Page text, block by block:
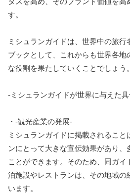
す。
ミシュランガイドは、世界中の旅行
ブックとして、これからも世界各地
な役割を果たしていくことでしょう。
-ミシュランガイドが世界に与えた
・-観光産業の発展-
ミシュランガイドに掲載されること
ンにとって大きな宣伝効果があり、
ことができます。そのため、同ガイ
泊施設やレストランは、その地域の
います。